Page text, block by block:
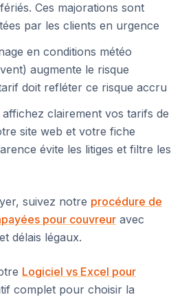
Ces majorations sont
par les clients en urgence
en conditions météo
augmente le risque
doit refléter ce risque accru
affichez clairement vos tarifs de
site web et votre fiche
évite les litiges et filtre les
suivez notre procédure de
pour couvreur avec
délais légaux.
Logiciel vs Excel pour
complet pour choisir la